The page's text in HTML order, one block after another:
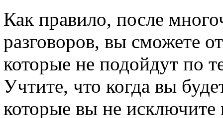
Как правило, после
разговоров, вы сможете
которые не подойдут по
Учтите, что когда вы
которые вы не исключите